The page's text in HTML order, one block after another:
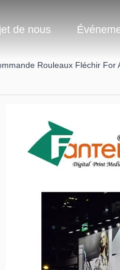
de nous
Rouleaux Fléchir For